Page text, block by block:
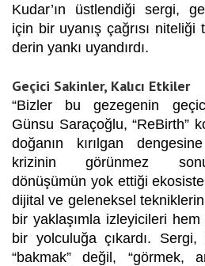
Kudar’ın üstlendiği sergi,
için bir uyanış çağrısı niteliği
derin yankı uyandırdı.
Geçici Sakinler, Kalıcı Etkiler
“Bizler bu gezegenin
Günsu Saraçoğlu, “ReBirth”
doğanın kırılgan
krizinin görünmez
dönüşümün yok ettiği
dijital ve geleneksel
bir yaklaşımla izleyicileri
bir yolculuğa çıkardı. Sergi,
“bakmak” değil, “görmek,